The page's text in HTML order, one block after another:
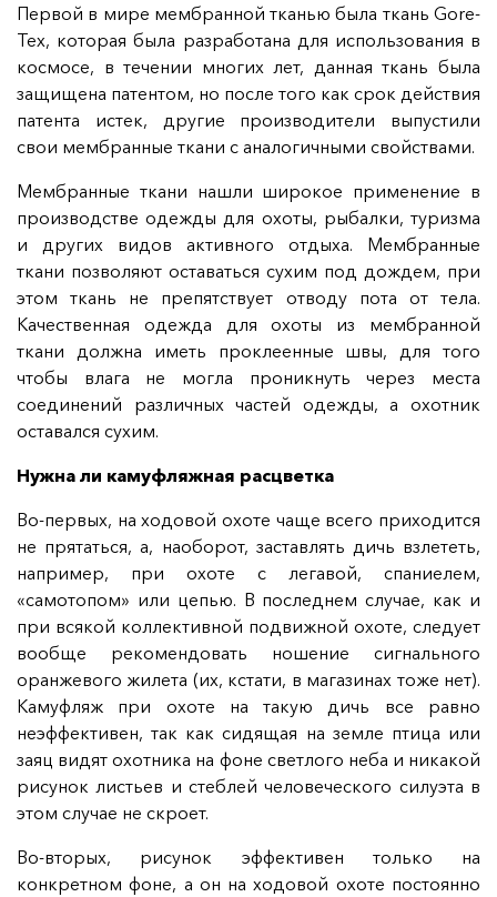
Первой в мире мембранной тканью была ткань Gore-
Tex, которая была разработана для использования в
космосе, в течении многих лет, данная ткань была
защищена патентом, но после того как срок действия
патента истек, другие производители выпустили
свои мембранные ткани с аналогичными свойствами.
Мембранные ткани нашли широкое применение в
производстве одежды для охоты, рыбалки, туризма
и других видов активного отдыха. Мембранные
ткани позволяют оставаться сухим под дождем, при
этом ткань не препятствует отводу пота от тела.
Качественная одежда для охоты из мембранной
ткани должна иметь проклеенные швы, для того
чтобы влага не могла проникнуть через места
соединений различных частей одежды, а охотник
оставался сухим.
Нужна ли камуфляжная расцветка
Во-первых, на ходовой охоте чаще всего приходится
не прятаться, а, наоборот, заставлять дичь взлететь,
например, при охоте с легавой, спаниелем,
«самотопом» или цепью. В последнем случае, как и
при всякой коллективной подвижной охоте, следует
вообще рекомендовать ношение сигнального
оранжевого жилета (их, кстати, в магазинах тоже нет).
Камуфляж при охоте на такую дичь все равно
неэффективен, так как сидящая на земле птица или
заяц видят охотника на фоне светлого неба и никакой
рисунок листьев и стеблей человеческого силуэта в
этом случае не скроет.
Во-вторых, рисунок эффективен только на
конкретном фоне, а он на ходовой охоте постоянно